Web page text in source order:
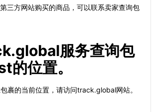
三方网站购买的商品，可以联系卖家查询包
服务查询包
的位置。
裹的当前位置，请访问track.global网站。